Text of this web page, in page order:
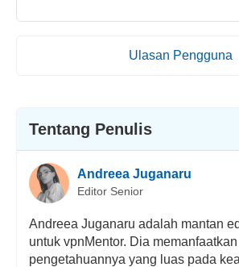
Ulasan Pengguna
Tentang Penulis
Andreea Juganaru
Editor Senior
Andreea Juganaru adalah mantan
untuk vpnMentor. Dia memanfaatkan
pengetahuannya yang luas pada